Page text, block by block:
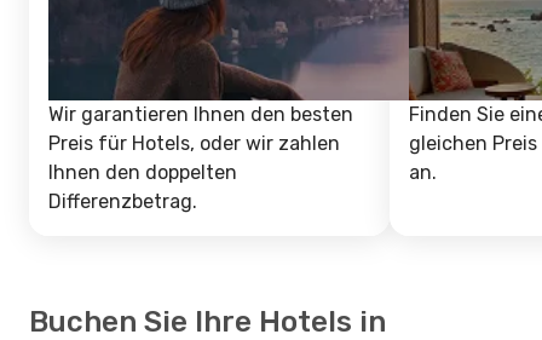
Wir garantieren Ihnen den besten
Preis für Hotels, oder wir zahlen
Ihnen den doppelten
Differenzbetrag.
Finden Sie
gleichen
an.
Buchen Sie Ihre Hotels in